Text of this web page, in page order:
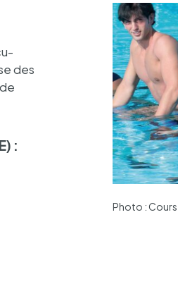
des
:
Photo :